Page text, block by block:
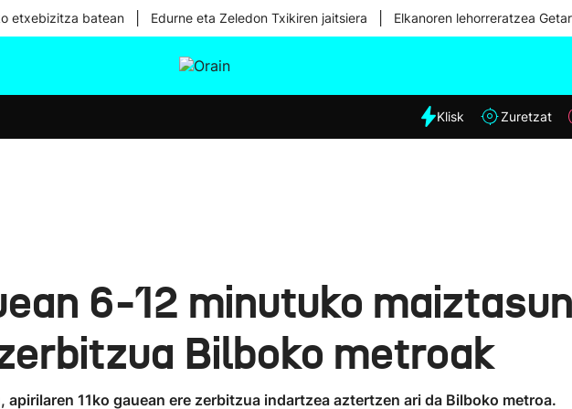
etxebizitza batean Edurne eta Zeledon Txikiren jaitsiera Elkanoren lehorreratzea
Eguraldia
Klisk Zuretzat
6-12 minutuko
Bilboko metroak
11ko gauean ere zerbitzua indartzea aztertzen ari da Bilboko metroa.